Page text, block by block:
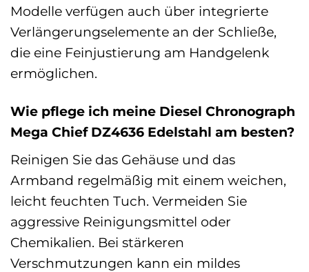
Modelle verfügen auch über integrierte
Verlängerungselemente an der Schließe,
die eine Feinjustierung am Handgelenk
ermöglichen.
Wie pflege ich meine Diesel Chronograph
Mega Chief DZ4636 Edelstahl am besten?
Reinigen Sie das Gehäuse und das
Armband regelmäßig mit einem weichen,
leicht feuchten Tuch. Vermeiden Sie
aggressive Reinigungsmittel oder
Chemikalien. Bei stärkeren
Verschmutzungen kann ein mildes